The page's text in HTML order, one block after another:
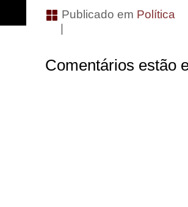
Publicado em Política
Comentários estão